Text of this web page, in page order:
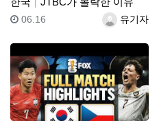
등록자유기자
등록일
06.16